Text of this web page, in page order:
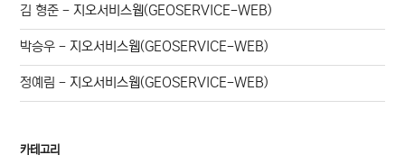
김 형준 -지오서비스웹(GEOSERVICE-WEB)
박승우 -지오서비스웹(GEOSERVICE-WEB)
정예림 -지오서비스웹(GEOSERVICE-WEB)
카테고리